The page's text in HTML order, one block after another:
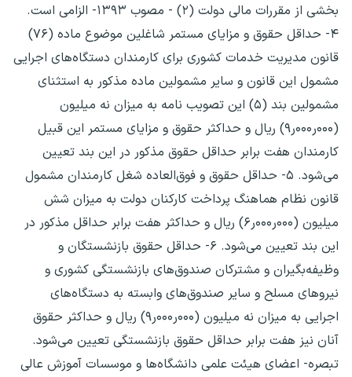
بخشی از مقررات مالی دولت (۲) - مصوب ۱۳۹۳- الزامی است.
۴- حداقل حقوق و مزایای مستمر شاغلین موضوع ماده (۷۶)
قانون مدیریت خدمات کشوری برای کارمندان دستگاه‌های اجرایی
مشمول این قانون و سایر مشمولین ماده مذکور به استثنای
مشمولین بند (۵) این تصویب نامه به میزان نه میلیون
(۰۰۰ر۰۰۰ر۹) ریال و حداکثر حقوق و مزایای مستمر این قبیل
کارمندان هفت برابر حداقل حقوق مذکور در این بند تعیین
می‌شود. ۵- حداقل حقوق و فوق‌العاده شغل کارمندان مشمول
قانون نظام هماهنگ پرداخت کارکنان دولت به میزان شش
میلیون (۰۰۰ر۰۰۰ر۶) ریال و حداکثر هفت برابر حداقل مذکور در
این بند تعیین می‌شود. ۶- حداقل حقوق بازنشستگان و
وظیفه‌بگیران و مشترکان صندوق‌های بازنشستگی کشوری و
نیروهای مسلح و سایر صندوق‌‌های وابسته به دستگاه‌های
اجرایی به میزان نه میلیون (۰۰۰ر۰۰۰ر۹) ریال و حداکثر حقوق
آنان نیز هفت برابر حداقل حقوق بازنشستگی تعیین می‌شود.
تبصره- اعضای هیئت علمی دانشگاه‌ها و موسسات آموزش عالی